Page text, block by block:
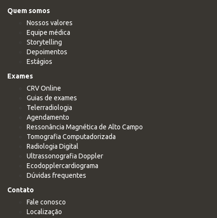
Quem somos
Nossos valores
Equipe médica
Storytelling
Depoimentos
Estágios
Exames
CRV Online
Guias de exames
Telerradiologia
Agendamento
Ressonância Magnética de Alto Campo
Tomografia Computadorizada
Radiologia Digital
Ultrassonografia Doppler
Ecodopplercardiograma
Dúvidas frequentes
Contato
Fale conosco
Localização